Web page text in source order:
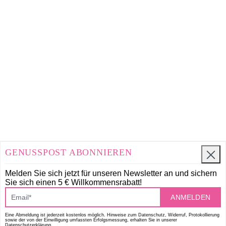
GENUSSPOST ABONNIEREN
Melden Sie sich jetzt für unseren Newsletter an und sichern
Sie sich einen 5 € Willkommensrabatt!
ANMELDEN
Eine Abmeldung ist jederzeit kostenlos möglich. Hinweise zum Datenschutz, Widerruf, Protokollierung
sowie der von der Einwilligung umfassten Erfolgsmessung, erhalten Sie in unserer